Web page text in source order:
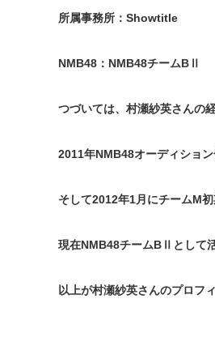
所属事務所：Showtitle
NMB48：NMB48チームBⅡ
つづいては、村瀬紗英さんの
2011年NMB48オーディション
そして2012年1月にチームM
現在NMB48チームBⅡとして活
以上が村瀬紗英さんのプロフ